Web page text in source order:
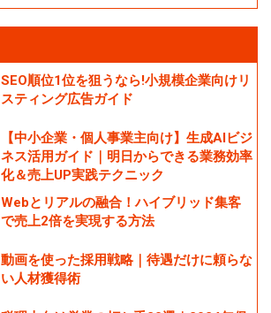
SEO順位1位を狙うなら!小規模企業向けリ
スティング広告ガイド
【中小企業・個人事業主向け】生成AIビジ
ネス活用ガイド｜明日からできる業務効率
化＆売上UP実践テクニック
Webとリアルの融合！ハイブリッド集客
で売上2倍を実現する方法
動画を使った採用戦略｜待遇だけに頼らな
い人材獲得術